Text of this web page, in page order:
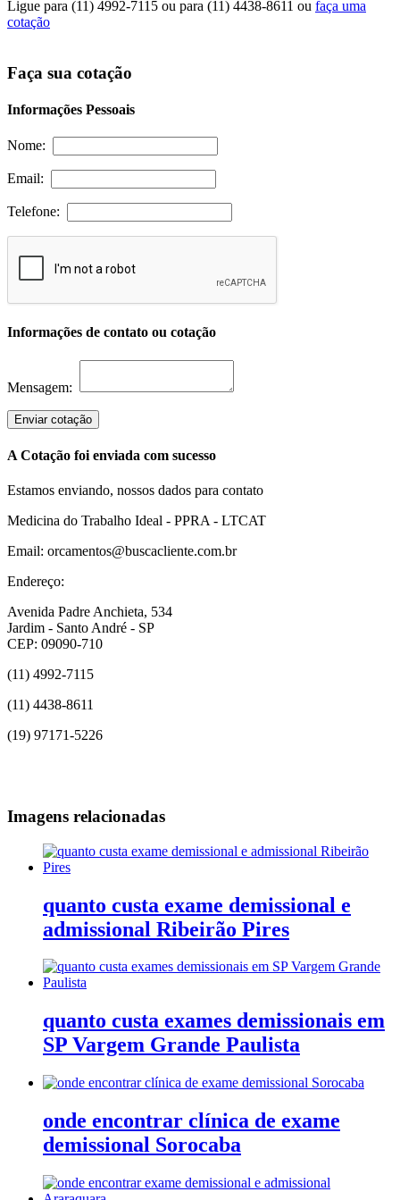
Ligue para (11) 4992-7115 ou para (11) 4438-8611 ou faça uma
cotação
Faça sua cotação
Informações Pessoais
Nome:
Email:
Telefone:
Informações de contato ou cotação
Mensagem:
Enviar cotação
A Cotação foi enviada com sucesso
Estamos enviando, nossos dados para contato
Medicina do Trabalho Ideal - PPRA - LTCAT
Email: orcamentos@buscacliente.com.br
Endereço:
Avenida Padre Anchieta, 534
Jardim - Santo André - SP
CEP: 09090-710
(11) 4992-7115
(11) 4438-8611
(19) 97171-5226
Imagens relacionadas
quanto custa exame demissional e
admissional Ribeirão Pires
quanto custa exames demissionais em
SP Vargem Grande Paulista
onde encontrar clínica de exame
demissional Sorocaba